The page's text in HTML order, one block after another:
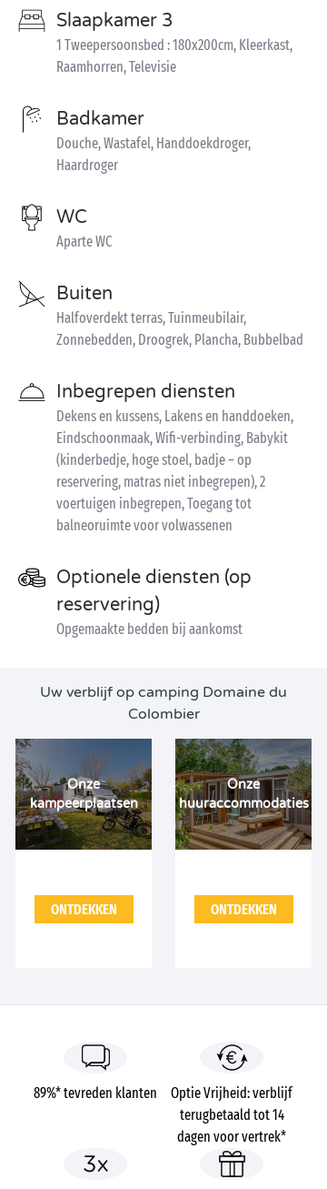
Slaapkamer 3
1 Tweepersoonsbed : 180x200cm, Kleerkast,
Raamhorren, Televisie
Badkamer
Douche, Wastafel, Handdoekdroger,
Haardroger
WC
Aparte WC
Buiten
Halfoverdekt terras, Tuinmeubilair,
Zonnebedden, Droogrek, Plancha, Bubbelbad
Inbegrepen diensten
Dekens en kussens, Lakens en handdoeken,
Eindschoonmaak, Wifi-verbinding, Babykit
(kinderbedje, hoge stoel, badje – op
reservering, matras niet inbegrepen), 2
voertuigen inbegrepen, Toegang tot
balneoruimte voor volwassenen
Optionele diensten (op
reservering)
Opgemaakte bedden bij aankomst
Uw verblijf op camping Domaine du
Colombier
Onze
kampeerplaatsen
ONTDEKKEN
Onze
huuraccommodaties
ONTDEKKEN
89%* tevreden klanten
Optie Vrijheid: verblijf
terugbetaald tot 14
dagen voor vertrek*